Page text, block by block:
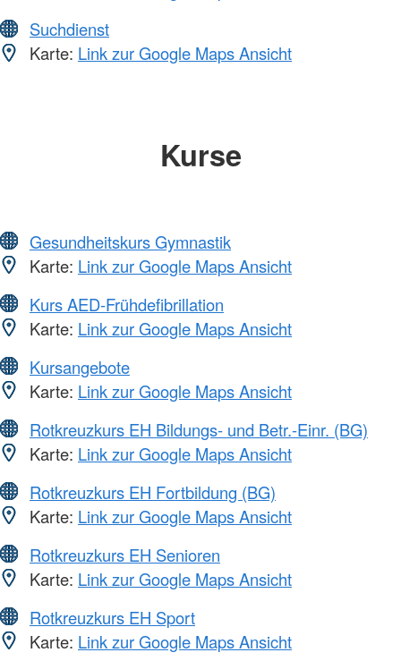
Suchdienst
Karte: Link zur Google Maps Ansicht
Kurse
Gesundheitskurs Gymnastik
Karte: Link zur Google Maps Ansicht
Kurs AED-Frühdefibrillation
Karte: Link zur Google Maps Ansicht
Kursangebote
Karte: Link zur Google Maps Ansicht
Rotkreuzkurs EH Bildungs- und Betr.-Einr. (BG)
Karte: Link zur Google Maps Ansicht
Rotkreuzkurs EH Fortbildung (BG)
Karte: Link zur Google Maps Ansicht
Rotkreuzkurs EH Senioren
Karte: Link zur Google Maps Ansicht
Rotkreuzkurs EH Sport
Karte: Link zur Google Maps Ansicht